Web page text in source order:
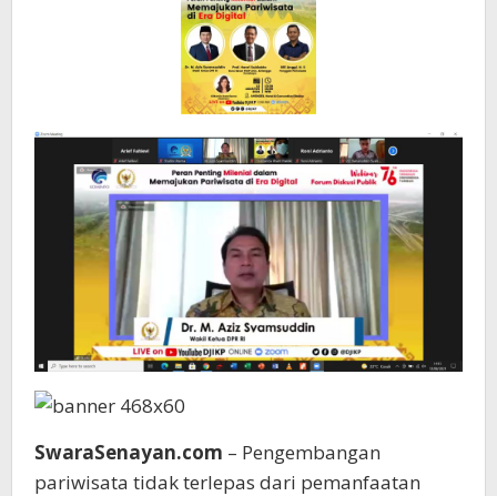
Perekonomian
SwaraSenayan.com – Pengembangan
pariwisata tidak terlepas dari pemanfaatan